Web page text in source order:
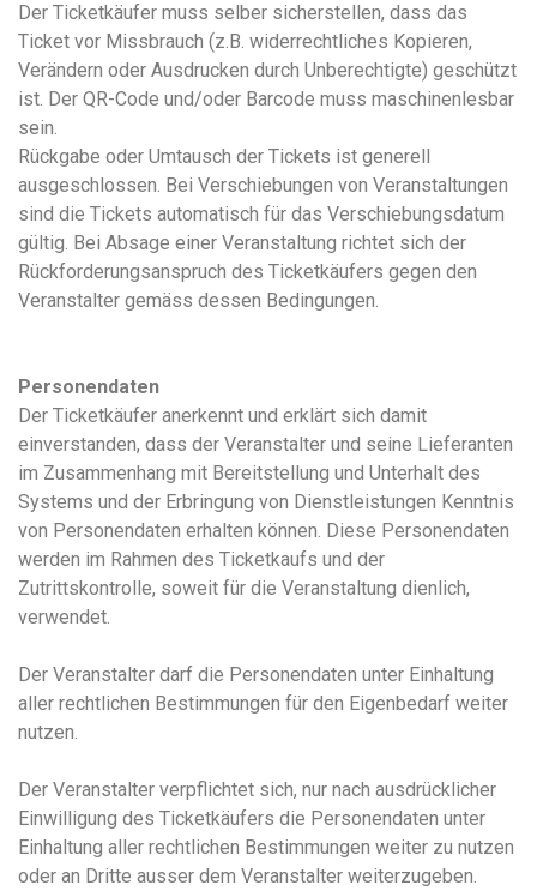
Der Ticketkäufer muss selber sicherstellen, dass das
Ticket vor Missbrauch (z.B. widerrechtliches Kopieren,
Verändern oder Ausdrucken durch Unberechtigte) geschützt
ist. Der QR-Code und/oder Barcode muss maschinenlesbar
sein.
Rückgabe oder Umtausch der Tickets ist generell
ausgeschlossen. Bei Verschiebungen von Veranstaltungen
sind die Tickets automatisch für das Verschiebungsdatum
gültig. Bei Absage einer Veranstaltung richtet sich der
Rückforderungsanspruch des Ticketkäufers gegen den
Veranstalter gemäss dessen Bedingungen.
Personendaten
Der Ticketkäufer anerkennt und erklärt sich damit
einverstanden, dass der Veranstalter und seine Lieferanten
im Zusammenhang mit Bereitstellung und Unterhalt des
Systems und der Erbringung von Dienstleistungen Kenntnis
von Personendaten erhalten können. Diese Personendaten
werden im Rahmen des Ticketkaufs und der
Zutrittskontrolle, soweit für die Veranstaltung dienlich,
verwendet.
Der Veranstalter darf die Personendaten unter Einhaltung
aller rechtlichen Bestimmungen für den Eigenbedarf weiter
nutzen.
Der Veranstalter verpflichtet sich, nur nach ausdrücklicher
Einwilligung des Ticketkäufers die Personendaten unter
Einhaltung aller rechtlichen Bestimmungen weiter zu nutzen
oder an Dritte ausser dem Veranstalter weiterzugeben.